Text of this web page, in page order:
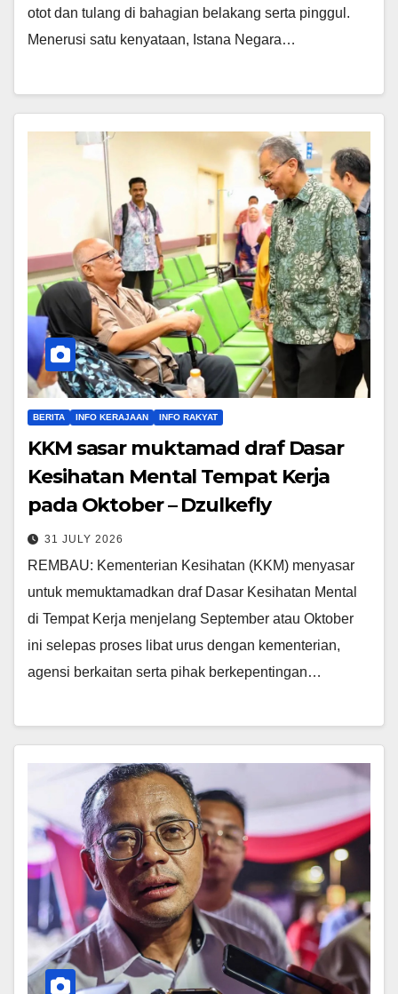
otot dan tulang di bahagian belakang serta pinggul.
Menerusi satu kenyataan, Istana Negara…
BERITA INFO KERAJAAN INFO RAKYAT
KKM sasar muktamad draf Dasar
Kesihatan Mental Tempat Kerja
pada Oktober – Dzulkefly
31 JULY 2026
REMBAU: Kementerian Kesihatan (KKM) menyasar
untuk memuktamadkan draf Dasar Kesihatan Mental
di Tempat Kerja menjelang September atau Oktober
ini selepas proses libat urus dengan kementerian,
agensi berkaitan serta pihak berkepentingan…